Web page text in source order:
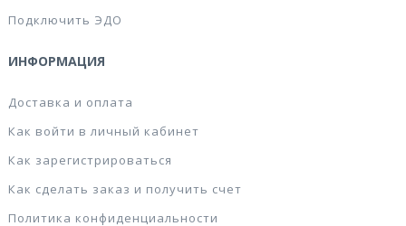
Подключить ЭДО
ИНФОРМАЦИЯ
Доставка и оплата
Как войти в личный кабинет
Как зарегистрироваться
Как сделать заказ и получить счет
Политика конфиденциальности